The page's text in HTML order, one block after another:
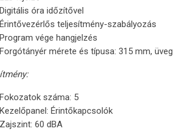
Digitális óra időzítővel
Érintővezérlős teljesítmény-szabályozás
Program vége hangjelzés
Forgótányér mérete és típusa: 315 mm, üveg
Fokozatok száma: 5
Kezelőpanel: Érintőkapcsolók
Zajszint: 60 dBA